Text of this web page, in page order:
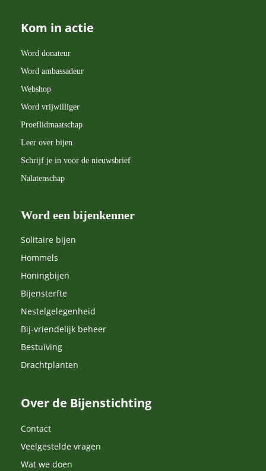
Kom in actie
Word donateur
Word ambassadeur
Webshop
Word vrijwilliger
Proeflidmaatschap
Leer over bijen
Schrijf je in voor de nieuwsbrief
Nalatenschap
Word een bijenkenner
Solitaire bijen
Hommels
Honingbijen
Bijensterfte
Nestelgelegenheid
Bij-vriendelijk beheer
Bestuiving
Drachtplanten
Over de Bijenstichting
Contact
Veelgestelde vragen
Wat we doen